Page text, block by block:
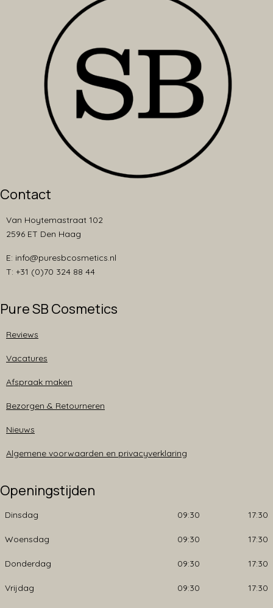
Contact
Van Hoytemastraat 102
2596 ET Den Haag
E: info@puresbcosmetics.nl
T: +31 (0)70 324 88 44
Pure SB Cosmetics
Reviews
Vacatures
Afspraak maken
Bezorgen & Retourneren
Nieuws
Algemene voorwaarden en privacyverklaring
Openingstijden
Dinsdag 09:30 17:30
Woensdag 09:30 17:30
Donderdag 09:30 17:30
Vrijdag 09:30 17:30